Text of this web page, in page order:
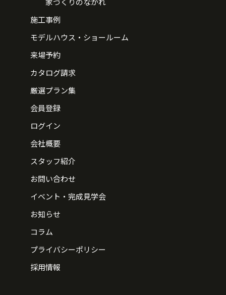
施工事例
モデルハウス・ショールーム
来場予約
カタログ請求
厳選プラン集
会員登録
ログイン
会社概要
スタッフ紹介
お問い合わせ
イベント・完成見学会
お知らせ
コラム
プライバシーポリシー
採用情報